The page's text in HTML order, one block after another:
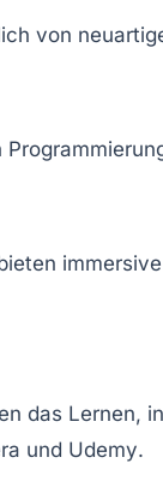
von
das Lernen,
und Udemy.